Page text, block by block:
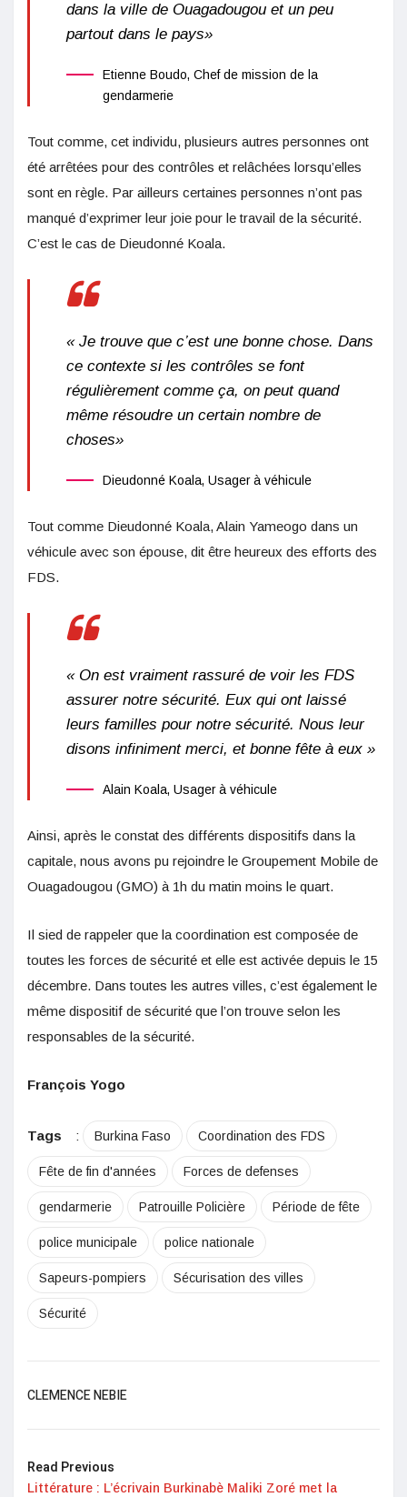
dans la ville de Ouagadougou et un peu
partout dans le pays»
Etienne Boudo, Chef de mission de la
gendarmerie
Tout comme, cet individu, plusieurs autres personnes ont
été arrêtées pour des contrôles et relâchées lorsqu’elles
sont en règle. Par ailleurs certaines personnes n’ont pas
manqué d’exprimer leur joie pour le travail de la sécurité.
C’est le cas de Dieudonné Koala.
« Je trouve que c’est une bonne chose. Dans
ce contexte si les contrôles se font
régulièrement comme ça, on peut quand
même résoudre un certain nombre de
choses»
Dieudonné Koala, Usager à véhicule
Tout comme Dieudonné Koala, Alain Yameogo dans un
véhicule avec son épouse, dit être heureux des efforts des
FDS.
« On est vraiment rassuré de voir les FDS
assurer notre sécurité. Eux qui ont laissé
leurs familles pour notre sécurité. Nous leur
disons infiniment merci, et bonne fête à eux »
Alain Koala, Usager à véhicule
Ainsi, après le constat des différents dispositifs dans la
capitale, nous avons pu rejoindre le Groupement Mobile de
Ouagadougou (GMO) à 1h du matin moins le quart.
Il sied de rappeler que la coordination est composée de
toutes les forces de sécurité et elle est activée depuis le 15
décembre. Dans toutes les autres villes, c’est également le
même dispositif de sécurité que l’on trouve selon les
responsables de la sécurité.
François Yogo
Tags : Burkina Faso Coordination des FDS
Fête de fin d'années Forces de defenses
gendarmerie Patrouille Policière Période de fête
police municipale police nationale
Sapeurs-pompiers Sécurisation des villes
Sécurité
CLEMENCE NEBIE
Read Previous
Littérature : L’écrivain Burkinabè Maliki Zoré met la